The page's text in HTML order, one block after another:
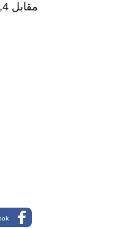
مقابل 1,4 نقطة سنة 2012.